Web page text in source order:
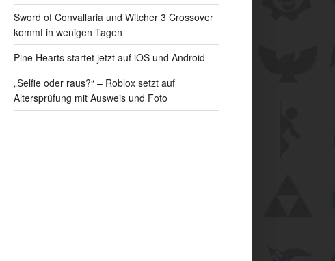
Sword of Convallaria und Witcher 3 Crossover
kommt in wenigen Tagen
Pine Hearts startet jetzt auf iOS und Android
„Selfie oder raus?“ – Roblox setzt auf
Altersprüfung mit Ausweis und Foto